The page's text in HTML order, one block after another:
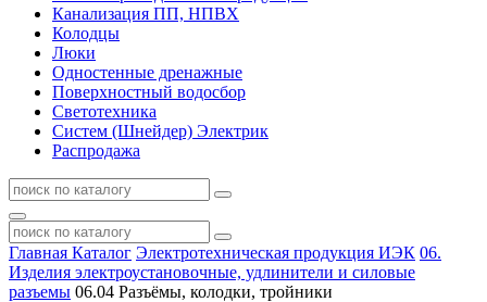
Канализация ПП, НПВХ
Колодцы
Люки
Одностенные дренажные
Поверхностный водосбор
Светотехника
Систем (Шнейдер) Электрик
Распродажа
Главная Каталог Электротехническая продукция ИЭК 06.
Изделия электроустановочные, удлинители и силовые
разъемы 06.04 Разъёмы, колодки, тройники